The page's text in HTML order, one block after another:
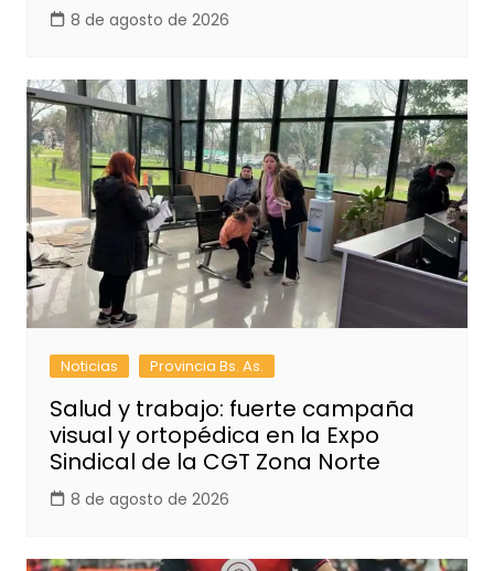
8 de agosto de 2026
Noticias Provincia Bs. As.
Salud y trabajo: fuerte campaña
visual y ortopédica en la Expo
Sindical de la CGT Zona Norte
8 de agosto de 2026